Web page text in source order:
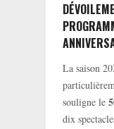
La saison
souligne le
dix